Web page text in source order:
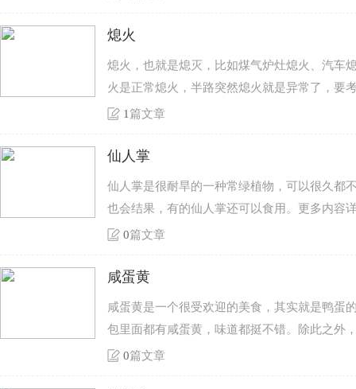
熄火
熄火，也就是熄灭，比如煤气炉灶熄火、汽车
火是正常熄火，半路突然熄火就是异常了，要
1 篇文章
仙人掌
仙人掌是很耐旱的一种常绿植物，可以很久都
也会结果，有的仙人掌还可以食用。更多内容
0篇文章
咸蛋黄
咸蛋黄是一个很受欢迎的美食，其实就是鸭蛋
包里面都有咸蛋黄，味道都挺不错。除此之外
0篇文章